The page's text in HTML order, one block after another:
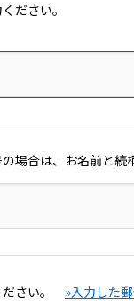
ださい。
場合は、お名前と続
ださい。 »入力した